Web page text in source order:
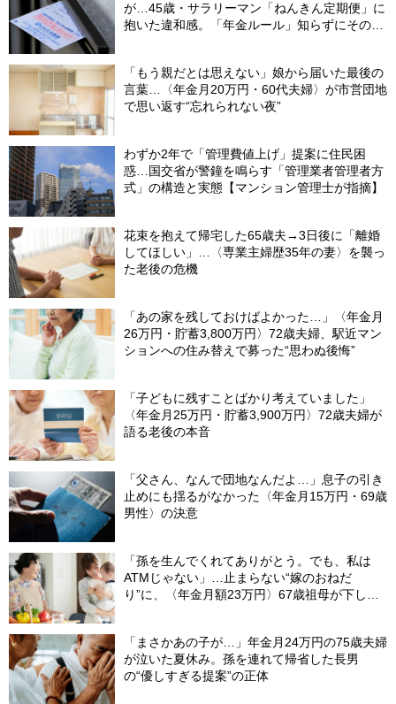
が…45歳・サラリーマン「ねんきん定期便」に
抱いた違和感。「年金ルール」知らずにそのま
「もう親だとは思えない」娘から届いた最後の
言葉…〈年金月20万円・60代夫婦〉が市営団地
で思い返す“忘れられない夜”
わずか2年で「管理費値上げ」提案に住民困
惑…国交省が警鐘を鳴らす「管理業者管理者方
式」の構造と実態【マンション管理士が指摘】
花束を抱えて帰宅した65歳夫→3日後に「離婚
してほしい」…〈専業主婦歴35年の妻〉を襲っ
た老後の危機
「あの家を残しておけばよかった…」〈年金月
26万円・貯蓄3,800万円〉72歳夫婦、駅近マン
ションへの住み替えで募った“思わぬ後悔”
「子どもに残すことばかり考えていました」
〈年金月25万円・貯蓄3,900万円〉72歳夫婦が
語る老後の本音
「父さん、なんで団地なんだよ…」息子の引き
止めにも揺るがなかった〈年金月15万円・69歳
男性〉の決意
「孫を生んでくれてありがとう。でも、私は
ATMじゃない」…止まらない“嫁のおねだ
り”に、〈年金月額23万円〉67歳祖母が下した
「まさかあの子が…」年金月24万円の75歳夫婦
が泣いた夏休み。孫を連れて帰省した長男
の“優しすぎる提案”の正体